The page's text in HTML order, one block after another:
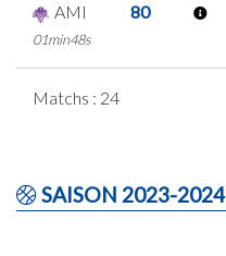
AMI 80
01min48s
Matchs : 24
SAISON 2023-2024